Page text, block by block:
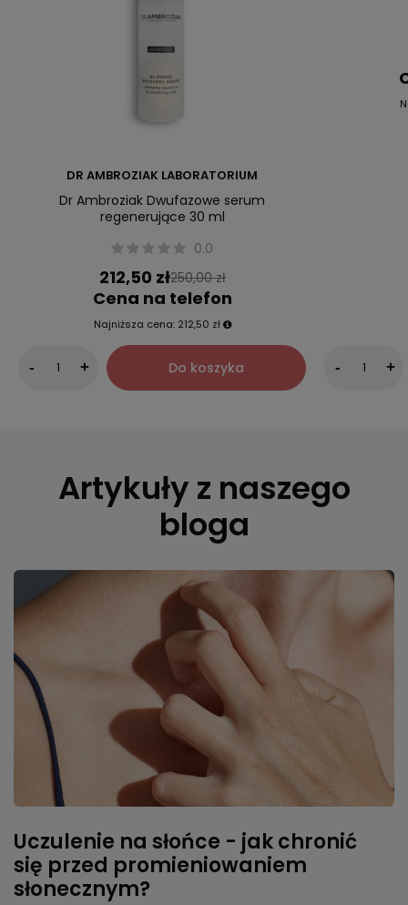
DR AMBROZIAK LABORATORIUM
Dr Ambroziak Dwufazowe serum
regenerujące 30 ml
0.0
212,50 zł250,00 zł
Cena na telefon
Najniższa cena: 212,50 zł
- + Do koszyka - +
Artykuły z naszego
bloga
Uczulenie na słońce - jak chronić
się przed promieniowaniem
słonecznym?